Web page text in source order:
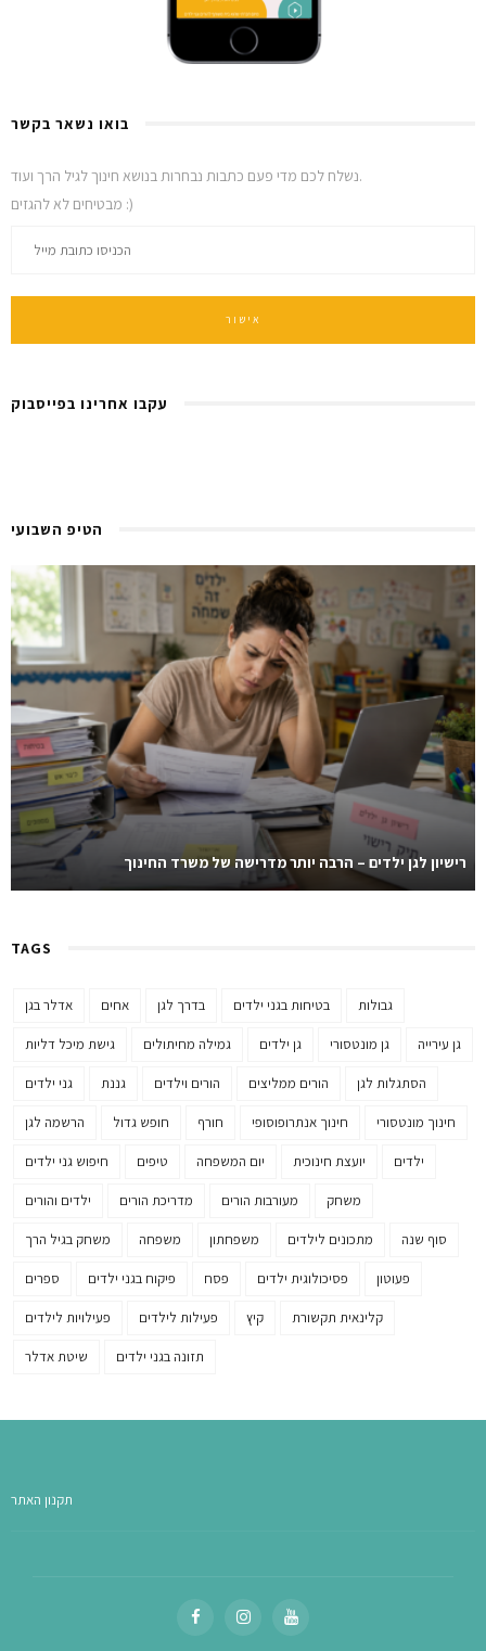
בואו נשאר בקשר
נשלח לכם מדי פעם כתבות נבחרות בנושא חינוך לגיל הרך ועוד.
מבטיחים לא להגזים :)
עקבו אחרינו בפייסבוק
הטיפ השבועי
רישיון לגן ילדים – הרבה יותר מדרישה של משרד החינוך
TAGS
אדלר בגן אחים בדרך לגן בטיחות בגני ילדים גבולות
גישת מיכל דליות גמילה מחיתולים גן ילדים גן מונטסורי גן עירייה
גני ילדים גננת הורים וילדים הורים ממליצים הסתגלות לגן
הרשמה לגן חופש גדול חורף חינוך אנתרופוסופי חינוך מונטסורי
חיפוש גני ילדים טיפים יום המשפחה יועצת חינוכית ילדים
ילדים והורים מדריכת הורים מעורבות הורים משחק
משחק בגיל הרך משפחה משפחתון מתכונים לילדים סוף שנה
ספרים פיקוח בגני ילדים פסח פסיכולוגית ילדים פעוטון
פעילויות לילדים פעילות לילדים קיץ קלינאית תקשורת
שיטת אדלר תזונה בגני ילדים
תקנון האתר